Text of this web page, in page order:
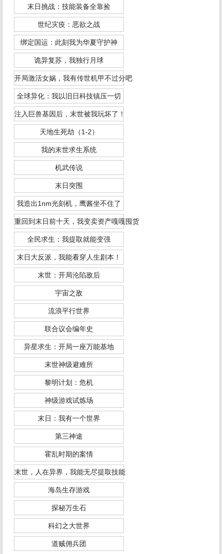
末日挑战：技能装备全靠捡
世纪灾疫：恶欲之战
绑定国运：此刻我为华夏守护神
诡异复苏，我独行月球
开局激活女娲，我有传世机甲不过分吧
全球异化：我以旧日科技镇压一切
注入巨兽基因后，末世被我玩坏了！
天地生死劫（1-2）
我的末世求生系统
机武传说
末日突围
我造出1nm光刻机，鹰酱坐不住了
重回到末日前十天，我变卖资产嘎嘎囤货
全民求生：我提取就能变强
末日大反派，我能看穿人生剧本！
末世：开局沦陷敌后
宇宙之敌
流浪平行世界
联合议会编年史
异星求生：开局一座万能基地
末世神级避难所
黎明计划：危机
神级游戏试炼场
末日：我有一个世界
第三神途
霍乱时期的案情
末世，人在异界，我能无尽提取技能
海岛生存游戏
探秘万生石
科幻之大世界
道贼佣兵团